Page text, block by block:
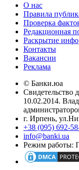
О нас
Правила
Проверка
Редакционная
Раскрытие
Контакты
Вакансии
Реклама
© Банки.юа
Свидетельство
10.02.2014.
г. Ирпень,
+38 (095) 692-
info@banki.ua
Режим работы: